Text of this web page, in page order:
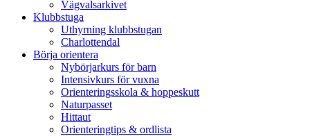
Vägvalsarkivet
Klubbstuga
Uthyrning klubbstugan
Charlottendal
Börja orientera
Nybörjarkurs för barn
Intensivkurs för vuxna
Orienteringsskola & hoppeskutt
Naturpasset
Hittaut
Orienteringtips & ordlista